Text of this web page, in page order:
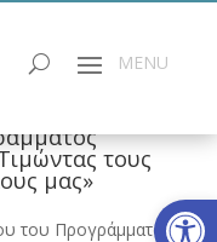
τους
μας»
του Προγράμματος